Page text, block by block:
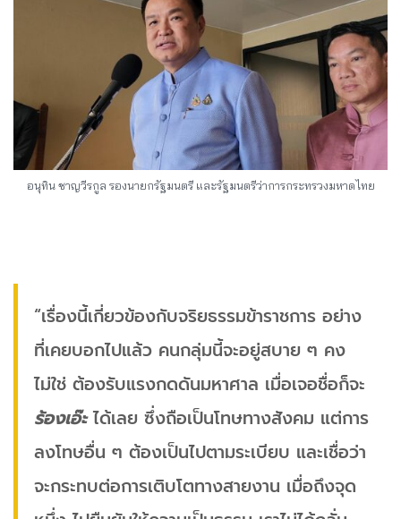
อนุทิน ชาญวีรกูล รองนายกรัฐมนตรี และรัฐมนตรีว่าการกระทรวงมหาดไทย
“เรื่องนี้เกี่ยวข้องกับจริยธรรมข้าราชการ อย่าง
ที่เคยบอกไปแล้ว คนกลุ่มนี้จะอยู่สบาย ๆ คง
ไม่ใช่ ต้องรับแรงกดดันมหาศาล เมื่อเจอชื่อก็จะ
ร้องเอ๊ะได้เลย ซึ่งถือเป็นโทษทางสังคม แต่การ
ลงโทษอื่น ๆ ต้องเป็นไปตามระเบียบ และเชื่อว่า
จะกระทบต่อการเติบโตทางสายงาน เมื่อถึงจุด